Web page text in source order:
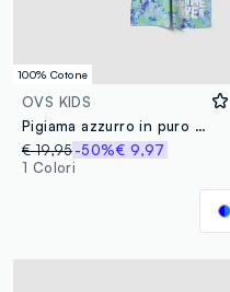
100% Cotone
OVS KIDS
Pigiama azzurro in puro cotone
€ 19,95-50%€ 9,97
1 Colori